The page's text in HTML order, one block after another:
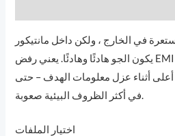
في الخارج ، ولكن داخل مانتيكور
يكون الجو هادئًا وهادئًا. يعني رفض EMI المحسّن أنه من الممكن
أثناء عزل معلومات الهدف – حتى
في أكثر الظروف البيئية صعوبة.
اختيار الملفات